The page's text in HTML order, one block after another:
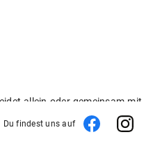
allein oder gemeinsam mit
Mittel der Verarbeitung von
Kontaktdaten o. Ä.).
Du findest uns auf